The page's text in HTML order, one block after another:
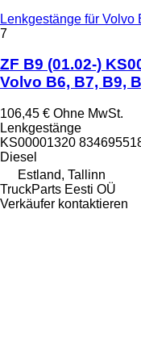
Lenkgestänge für Volvo
7
ZF B9 (01.02-)
Volvo B6, B7, B9,
106,45 € Ohne MwSt.
Lenkgestänge
KS00001320
Diesel
Estland, Tallinn
TruckParts Eesti OÜ
Verkäufer kontaktieren